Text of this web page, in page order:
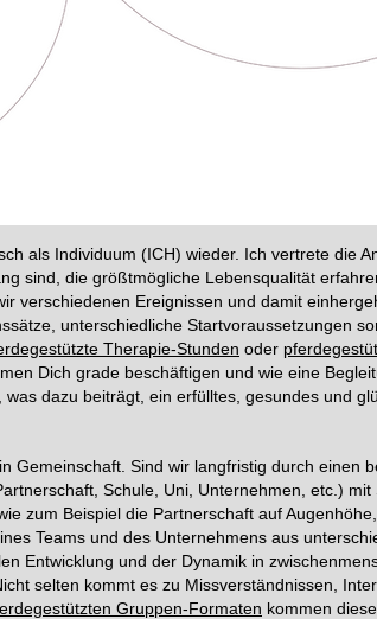
als Individuum (ICH) wieder. Ich vertrete die
sind, die größtmögliche Lebensqualität
verschiedenen Ereignissen und damit
unterschiedliche Startvoraussetzungen
Therapie-Stunden oder
Dich grade beschäftigen und wie eine
dazu beiträgt, ein erfülltes, gesundes und
Gemeinschaft. Sind wir langfristig durch einen
Schule, Uni, Unternehmen, etc.) mit
zum Beispiel die Partnerschaft auf
Teams und des Unternehmens aus
Entwicklung und der Dynamik in
selten kommt es zu Missverständnissen,
Gruppen-Formaten kommen